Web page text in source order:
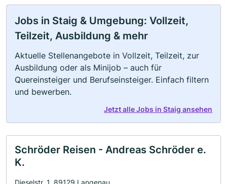
Jobs in Staig & Umgebung: Vollzeit,
Teilzeit, Ausbildung & mehr
Aktuelle Stellenangebote in Vollzeit, Teilzeit, zur
Ausbildung oder als Minijob – auch für
Quereinsteiger und Berufseinsteiger. Einfach filtern
und bewerben.
Jetzt alle Jobs in Staig ansehen
Schröder Reisen - Andreas Schröder e.
K.
Dieselstr. 1, 89129 Langenau